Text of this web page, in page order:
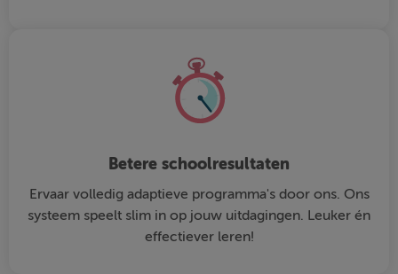
Betere schoolresultaten
Ervaar volledig adaptieve programma's door ons. Ons
systeem speelt slim in op jouw uitdagingen. Leuker én
effectiever leren!